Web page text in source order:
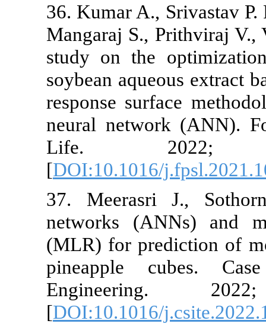
36. Kumar
Mangaraj S.,
study on the
soybean
response
neural
Life.
[
37.
networks
(MLR) for
pineapple
[